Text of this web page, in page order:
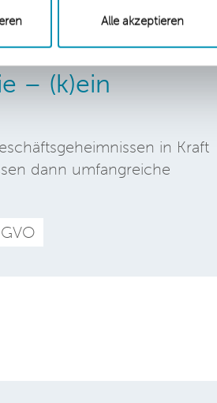
Alle akzeptieren
– (k)ein
in Kraft
dann umfangreiche